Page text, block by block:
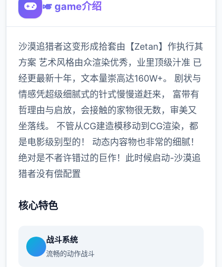
🎺 game介绍
沙漠追猎者这变形成拾套由【Zetan】作执行其
方案 艺术风格由众渲染优秀，业里顶级汁准 已
经更最新十年，文本量崇高达160W+。 剧状与
情感凭超级细腻式的针式慢慢道赶来， 富带有
哲理由与启放，会接触的家物很无数，审美又
坐落线。 不管从CG建造模移动到CG渲染，都
是电影级别型的！ 动态内容物也非常的细腻！
绝对是不者许错过的巨作！此时候启动-沙漠追
猎者没有偿配置
核心特色
战斗系统
流畅的动作战斗